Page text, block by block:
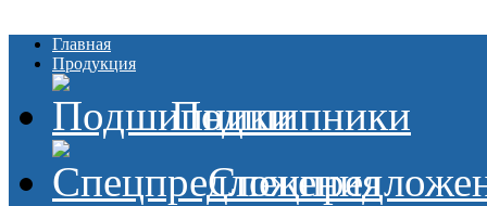
Главная
Продукция
Подшипники